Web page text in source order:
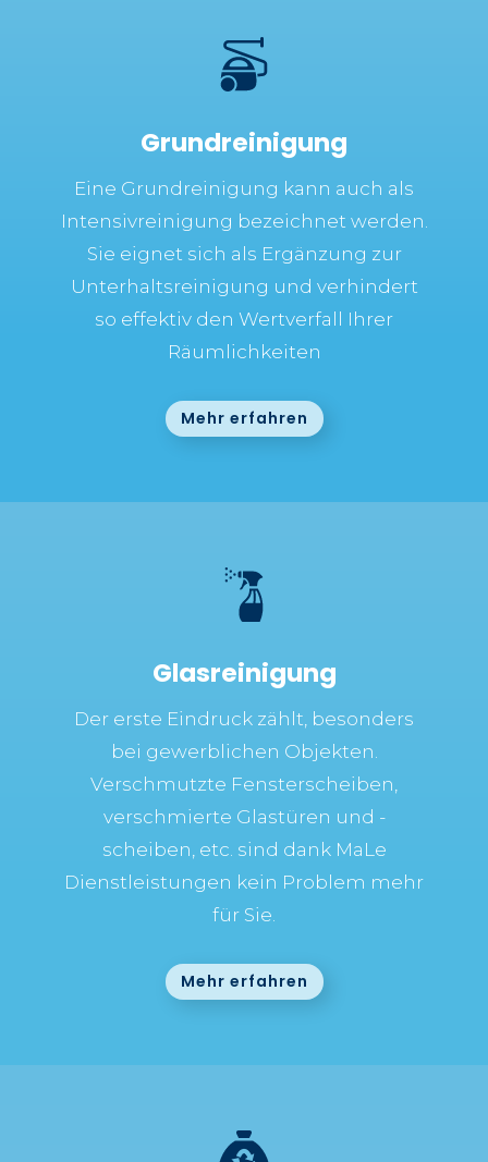
Grundreinigung
Eine Grundreinigung kann auch als
Intensivreinigung bezeichnet werden.
Sie eignet sich als Ergänzung zur
Unterhaltsreinigung und verhindert
so effektiv den Wertverfall Ihrer
Räumlichkeiten
Mehr erfahren
Glasreinigung
Der erste Eindruck zählt, besonders
bei gewerblichen Objekten.
Verschmutzte Fensterscheiben,
verschmierte Glastüren und -
scheiben, etc. sind dank MaLe
Dienstleistungen kein Problem mehr
für Sie.
Mehr erfahren